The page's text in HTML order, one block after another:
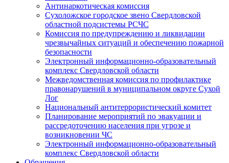
Антинаркотическая комиссия
Сухоложское городское звено Свердловской
областной подсистемы РСЧС
Комиссия по предупреждению и ликвидации
чрезвычайных ситуаций и обеспечению пожарной
безопасности
Электронный информационно-образовательный
комплекс Cвердловской области
Межведомственная комиссия по профилактике
правонарушений в муниципальном округе Сухой
Лог
Национальный антитеррористический комитет
Планирование мероприятий по эвакуации и
рассредоточению населения при угрозе и
возникновении ЧС
Электронный информационно-образовательный
комплекс Свердловской области